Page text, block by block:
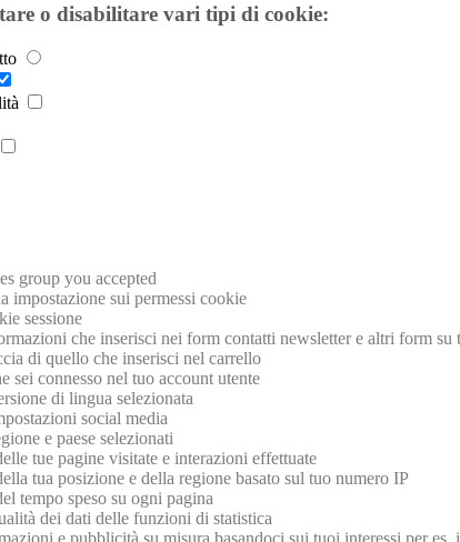
o disabilitare vari tipi di cookie:
group you accepted
impostazione sui permessi cookie
sessione
che inserisci nei form contatti newsletter e altri form su
di quello che inserisci nel carrello
sei connesso nel tuo account utente
di lingua selezionata
social media
e paese selezionati
tue pagine visitate e interazioni effettuate
tua posizione e della regione basato sul tuo numero IP
tempo speso su ogni pagina
dei dati delle funzioni di statistica
e pubblicità su misura basandoci sui tuoi interessi per